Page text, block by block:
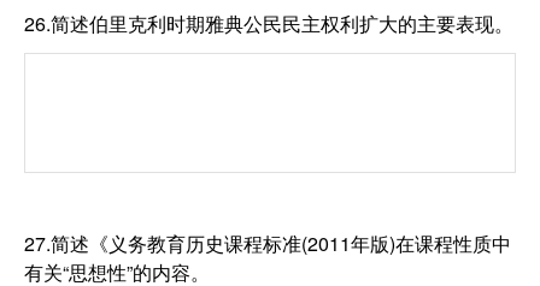
26.简述伯里克利时期雅典公民民主权利扩大的主要表现。
27.简述《义务教育历史课程标准(2011年版)在课程性质中
有关“思想性”的内容。